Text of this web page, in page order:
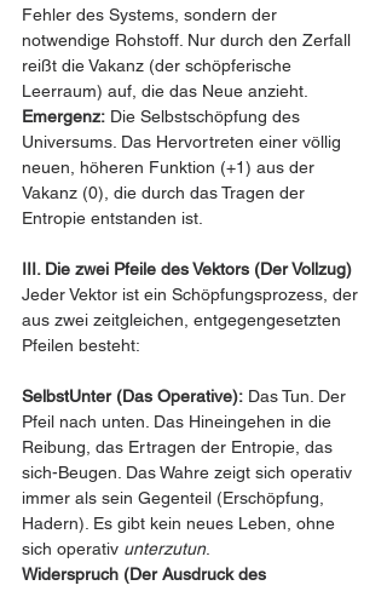
Fehler des Systems, sondern der
notwendige Rohstoff. Nur durch den Zerfall
reißt die Vakanz (der schöpferische
Leerraum) auf, die das Neue anzieht.
Emergenz: Die Selbstschöpfung des
Universums. Das Hervortreten einer völlig
neuen, höheren Funktion (+1) aus der
Vakanz (0), die durch das Tragen der
Entropie entstanden ist.
III. Die zwei Pfeile des Vektors (Der Vollzug)
Jeder Vektor ist ein Schöpfungsprozess, der
aus zwei zeitgleichen, entgegengesetzten
Pfeilen besteht:
SelbstUnter (Das Operative): Das Tun. Der
Pfeil nach unten. Das Hineingehen in die
Reibung, das Ertragen der Entropie, das
sich-Beugen. Das Wahre zeigt sich operativ
immer als sein Gegenteil (Erschöpfung,
Hadern). Es gibt kein neues Leben, ohne
sich operativ unterzutun.
Widerspruch (Der Ausdruck des